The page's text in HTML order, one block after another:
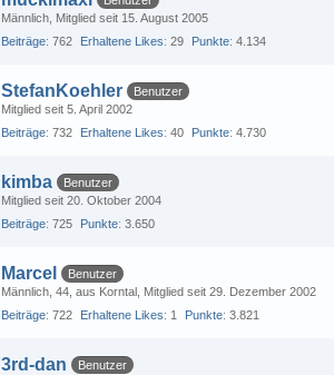
Männlich Mitglied seit 15. August 2005
Beiträge 762 Erhaltene Likes 29 Punkte 4.134
StefanKoehler
Benutzer
Mitglied seit 5. April 2002
Beiträge 732 Erhaltene Likes 40 Punkte 4.730
kimba
Benutzer
Mitglied seit 20. Oktober 2004
Beiträge 725 Punkte 3.650
Marcel
Benutzer
Männlich 44 aus Korntal Mitglied seit 29. Dezember 2002
Beiträge 722 Erhaltene Likes 1 Punkte 3.821
3rd-dan
Benutzer